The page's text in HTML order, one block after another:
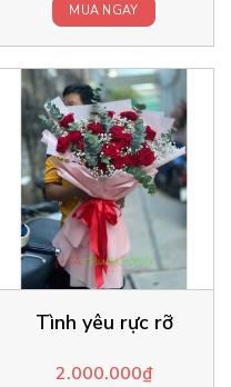
MUA NGAY
Tình yêu rực rỡ
2.000.000₫